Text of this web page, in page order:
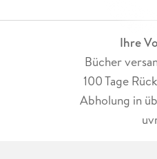
Ihre
Bücher
100 Tage
Abholung in